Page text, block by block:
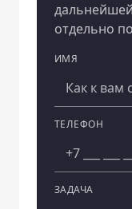
отдельно
ИМЯ
ТЕЛЕФОН
ЗАДАЧА
Компания